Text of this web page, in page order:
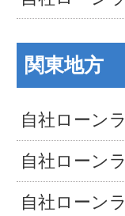
関東地方
自社ローン
自社ローン
自社ローン